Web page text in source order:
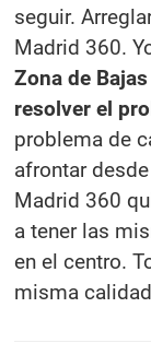
seguir.
Madrid 360.
Zona de
resolver el
problema de
afrontar
Madrid 360
a tener las
en el centro.
misma